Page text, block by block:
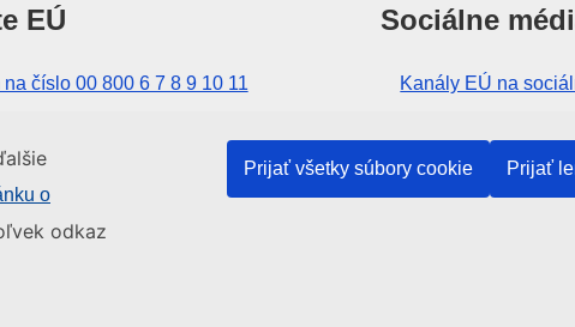
o
odkaz
Prijať všetky súbory cookie Prijať
EÚ
číslo 00 800 6 7 8 9 10 11
niektorom z centier EÚ
Sociálne
Kanály EÚ na
Inštitúcie a